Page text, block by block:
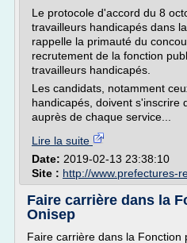
Le protocole d'accord du 8
travailleurs handicapés dans
rappelle la primauté du
recrutement de la fonction
travailleurs handicapés.
Les candidats, notamment
handicapés, doivent s'inscrire
auprès de chaque service...
Lire la suite
Date: 2019-02-13 23:38:10
Site : http://www.prefectures-
Faire carrière dans la
Onisep
Faire carrière dans la Fonction